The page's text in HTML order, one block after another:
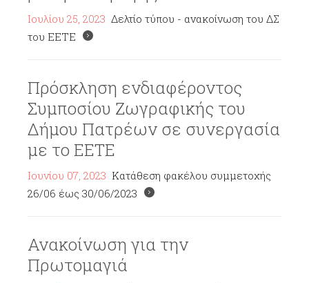
Ιουλίου 25, 2023 Δελτίο τύπου - ανακοίνωση του ΔΣ
του ΕΕΤΕ
Πρόσκληση ενδιαφέροντος
Συμποσίου Ζωγραφικής του
Δήμου Πατρέων σε συνεργασία
με το ΕΕΤΕ
Ιουνίου 07, 2023 Κατάθεση φακέλου συμμετοχής
26/06 έως 30/06/2023
Ανακοίνωση για την
Πρωτομαγιά